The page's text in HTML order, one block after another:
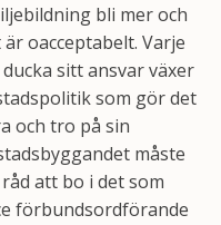
bli mer och
oacceptabelt. Varje
sitt ansvar växer
som gör det
och tro på sin
måste
att bo i det som
förbundsordförande